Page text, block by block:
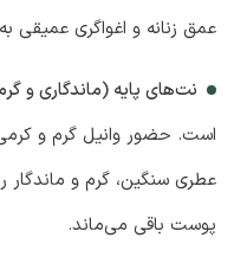
عمق زنانه و اغواگری عمیقی
نت‌های پایه (ماندگاری و
است. حضور وانیل گرم و
عطری سنگین، گرم و
پوست باقی می‌ماند.